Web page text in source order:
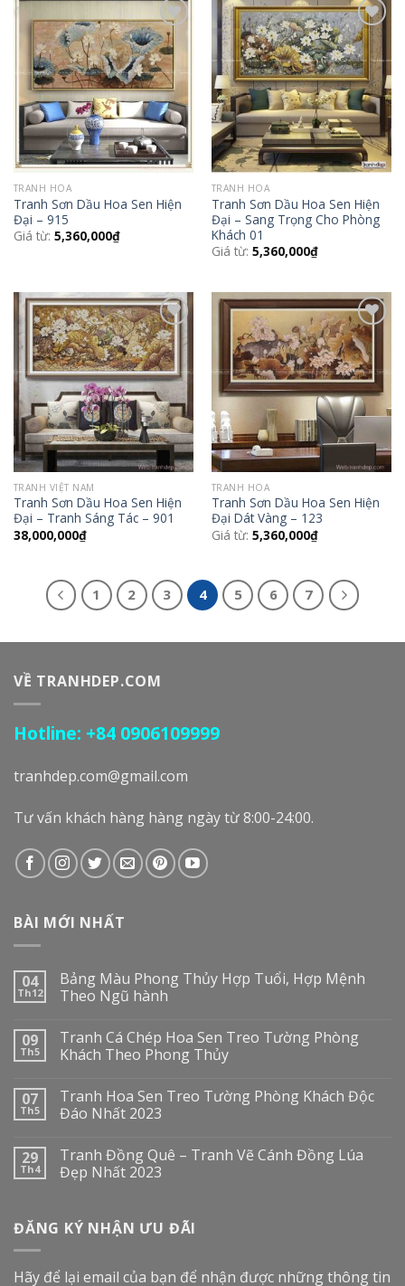
Add to
Wishlist
TRANH HOA
Tranh Sơn Dầu Hoa Sen Hiện
Đại – 915
Giá từ: 5,360,000₫
Add to
Wishlist
TRANH HOA
Tranh Sơn Dầu Hoa Sen Hiện
Đại – Sang Trọng Cho Phòng
Khách 01
Giá từ: 5,360,000₫
Add to
Wishlist
TRANH VIỆT NAM
Tranh Sơn Dầu Hoa Sen Hiện
Đại – Tranh Sáng Tác – 901
38,000,000₫
Add to
Wishlist
TRANH HOA
Tranh Sơn Dầu Hoa Sen Hiện
Đại Dát Vàng – 123
Giá từ: 5,360,000₫
1 2 3 4 5 6 7
VỀ TRANHDEP.COM
Hotline: +84 0906109999
tranhdep.com@gmail.com
Tư vấn khách hàng hàng ngày từ 8:00-24:00.
BÀI MỚI NHẤT
04
Th12
Bảng Màu Phong Thủy Hợp Tuổi, Hợp Mệnh
Theo Ngũ hành
09
Th5
Tranh Cá Chép Hoa Sen Treo Tường Phòng
Khách Theo Phong Thủy
07
Th5
Tranh Hoa Sen Treo Tường Phòng Khách Độc
Đáo Nhất 2023
29
Th4
Tranh Đồng Quê – Tranh Vẽ Cánh Đồng Lúa
Đẹp Nhất 2023
ĐĂNG KÝ NHẬN ƯU ĐÃI
Hãy để lại email của bạn để nhận được những thông tin